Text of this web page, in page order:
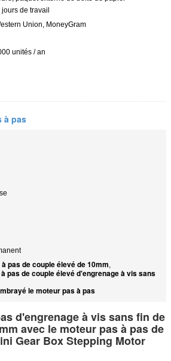
jours de travail
Union, MoneyGram
unités / an
à pas
pas de couple élevé de 10mm,
pas de couple élevé d'engrenage à vis sans
le moteur pas à pas
d'engrenage à vis sans fin de
avec le moteur pas à pas de
Gear Box Stepping Motor